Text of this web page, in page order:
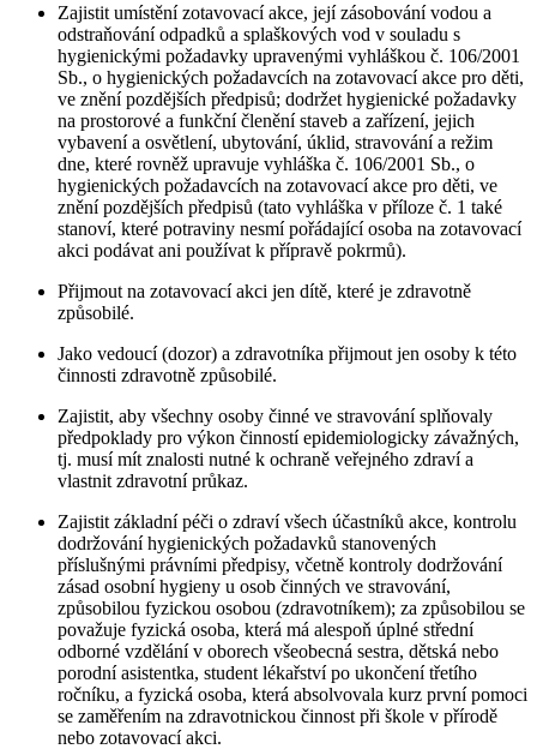
Zajistit umístění zotavovací akce, její zásobování vodou a
odstraňování odpadků a splaškových vod v souladu s
hygienickými požadavky upravenými vyhláškou č. 106/2001
Sb., o hygienických požadavcích na zotavovací akce pro děti,
ve znění pozdějších předpisů; dodržet hygienické požadavky
na prostorové a funkční členění staveb a zařízení, jejich
vybavení a osvětlení, ubytování, úklid, stravování a režim
dne, které rovněž upravuje vyhláška č. 106/2001 Sb., o
hygienických požadavcích na zotavovací akce pro děti, ve
znění pozdějších předpisů (tato vyhláška v příloze č. 1 také
stanoví, které potraviny nesmí pořádající osoba na zotavovací
akci podávat ani používat k přípravě pokrmů).
Přijmout na zotavovací akci jen dítě, které je zdravotně
způsobilé.
Jako vedoucí (dozor) a zdravotníka přijmout jen osoby k této
činnosti zdravotně způsobilé.
Zajistit, aby všechny osoby činné ve stravování splňovaly
předpoklady pro výkon činností epidemiologicky závažných,
tj. musí mít znalosti nutné k ochraně veřejného zdraví a
vlastnit zdravotní průkaz.
Zajistit základní péči o zdraví všech účastníků akce, kontrolu
dodržování hygienických požadavků stanovených
příslušnými právními předpisy, včetně kontroly dodržování
zásad osobní hygieny u osob činných ve stravování,
způsobilou fyzickou osobou (zdravotníkem); za způsobilou se
považuje fyzická osoba, která má alespoň úplné střední
odborné vzdělání v oborech všeobecná sestra, dětská nebo
porodní asistentka, student lékařství po ukončení třetího
ročníku, a fyzická osoba, která absolvovala kurz první pomoci
se zaměřením na zdravotnickou činnost při škole v přírodě
nebo zotavovací akci.